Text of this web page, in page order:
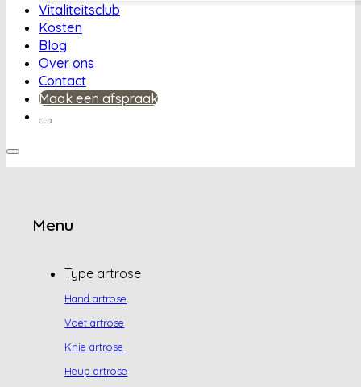
Vitaliteitsclub
Kosten
Blog
Over ons
Contact
Maak een afspraak
Menu
Type artrose
Hand artrose
Voet artrose
Knie artrose
Heup artrose